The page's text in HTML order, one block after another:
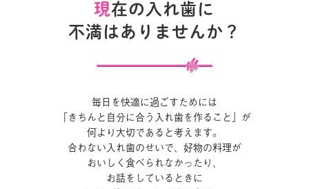
現在の入れ歯に
不満はありませんか？
毎日を快適に過ごすためには
「きちんと自分に合う入れ歯を作ること」が
何より大切であると考えます。
合わない入れ歯のせいで、好物の料理が
おいしく食べられなかったり、
お話をしているときに